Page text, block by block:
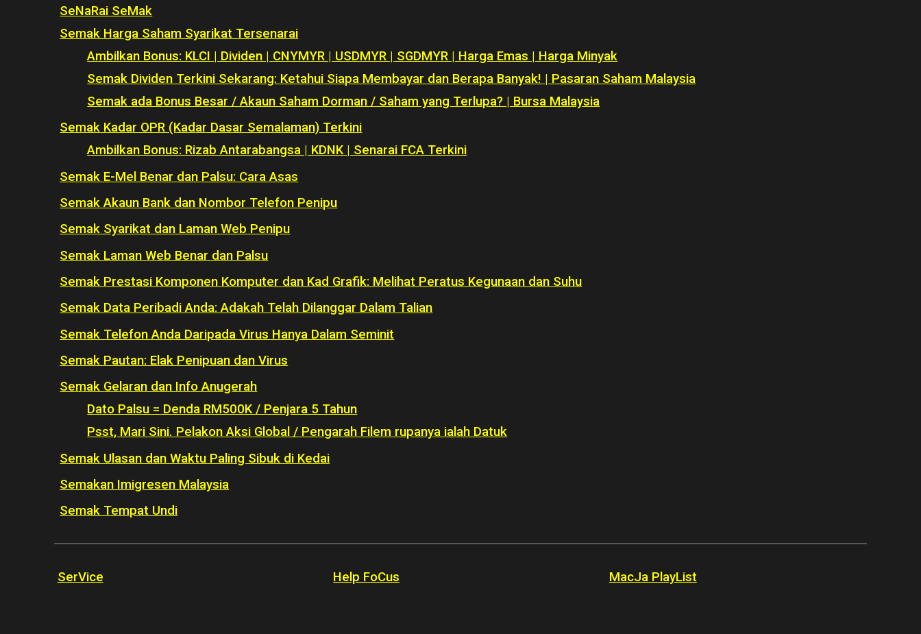
SeNaRai SeMak
Semak Harga Saham Syarikat Tersenarai
Ambilkan Bonus: KLCI | Dividen | CNYMYR | USDMYR | SGDMYR | Harga Emas | Harga Minyak
Semak Dividen Terkini Sekarang: Ketahui Siapa Membayar dan Berapa Banyak! | Pasaran Saham Malaysia
Semak ada Bonus Besar / Akaun Saham Dorman / Saham yang Terlupa? | Bursa Malaysia
Semak Kadar OPR (Kadar Dasar Semalaman) Terkini
Ambilkan Bonus: Rizab Antarabangsa | KDNK | Senarai FCA Terkini
Semak E-Mel Benar dan Palsu: Cara Asas
Semak Akaun Bank dan Nombor Telefon Penipu
Semak Syarikat dan Laman Web Penipu
Semak Laman Web Benar dan Palsu
Semak Prestasi Komponen Komputer dan Kad Grafik: Melihat Peratus Kegunaan dan Suhu
Semak Data Peribadi Anda: Adakah Telah Dilanggar Dalam Talian
Semak Telefon Anda Daripada Virus Hanya Dalam Seminit
Semak Pautan: Elak Penipuan dan Virus
Semak Gelaran dan Info Anugerah
Dato Palsu = Denda RM500K / Penjara 5 Tahun
Psst, Mari Sini. Pelakon Aksi Global / Pengarah Filem rupanya ialah Datuk
Semak Ulasan dan Waktu Paling Sibuk di Kedai
Semakan Imigresen Malaysia
Semak Tempat Undi
SerVice Help FoCus MacJa PlayList